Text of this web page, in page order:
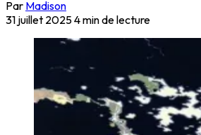
Par Madison
31 juillet 20254 min de lecture